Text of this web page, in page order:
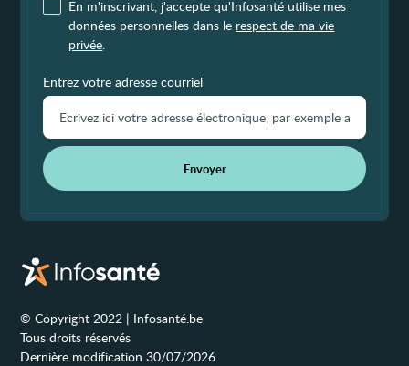
En m'inscrivant, j'accepte qu'Infosanté utilise mes
données personnelles dans le respect de ma vie
privée
Entrez votre adresse courriel
Envoyer
© Copyright 2022 | Infosanté.be
Tous droits réservés
Dernière modification 30/07/2026